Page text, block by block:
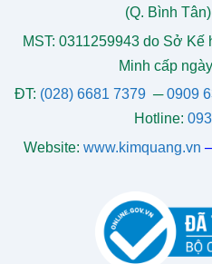
(Q. Bình
MST: 0311259943 do Sở
Minh cấp
ĐT: (028) 6681 7379 ─0909
Hotline:
Website: www.kimquang.vn